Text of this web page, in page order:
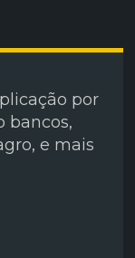
por
bancos,
e mais